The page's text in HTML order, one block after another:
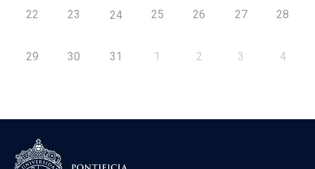
22 23 24 25 26 27 28
29 30 31 1 2 3 4